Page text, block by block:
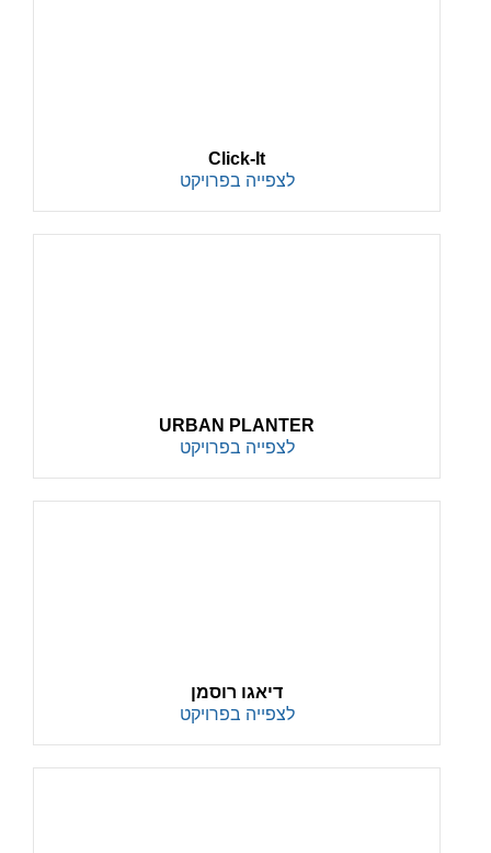
Click-It
לצפייה בפרויקט
URBAN PLANTER
לצפייה בפרויקט
דיאגו רוסמן
לצפייה בפרויקט